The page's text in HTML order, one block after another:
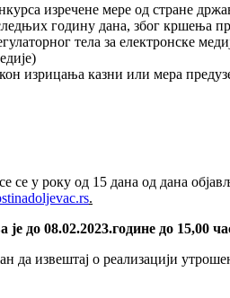
изречене мере од стране
годину дана, због кршења
тела за електронске
изрицања казни или мера
се у року од 15 дана од дана
.
до 08.02.2023.године до 15,00
да извештај о реализацији